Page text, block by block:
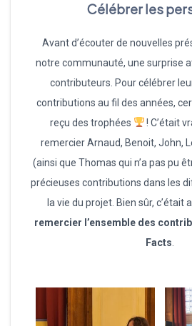
Célébrer les
Avant d’écouter de nouvelles
notre communauté, une surprise
contributeurs. Pour célébrer
contributions au fil des années,
reçu des trophées
! C’était
remercier Arnaud, Benoit, John,
(ainsi que Thomas qui n’a pas pu
précieuses contributions dans les
la vie du projet. Bien sûr, c’était
remercier l’ensemble des
Facts